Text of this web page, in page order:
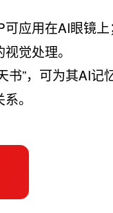
应用在AI眼镜
觉处理。
书”，可为其AI记
。